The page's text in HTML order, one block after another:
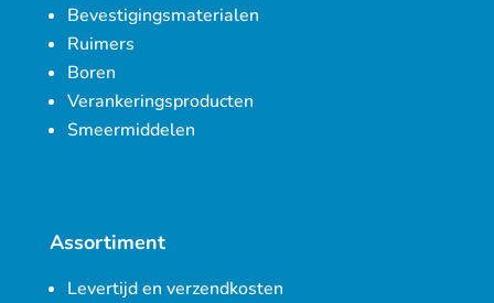
Bevestigingsmaterialen
Ruimers
Boren
Verankeringsproducten
Smeermiddelen
Assortiment
Levertijd en verzendkosten